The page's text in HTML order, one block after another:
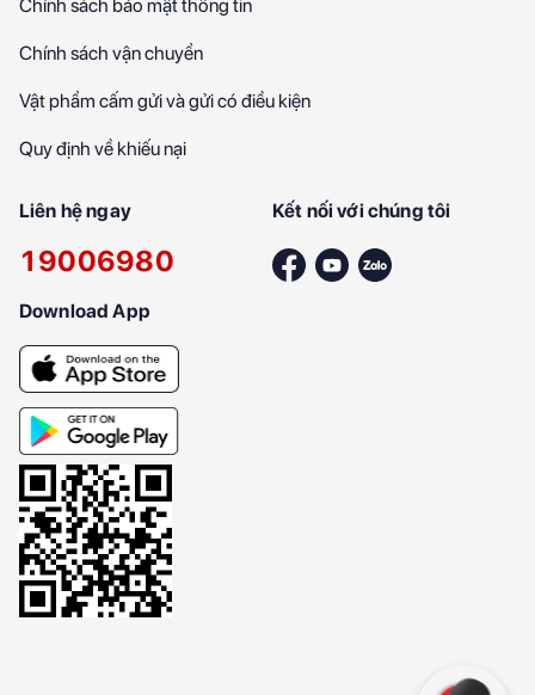
Chính sách bảo mật thông tin
Chính sách vận chuyển
Vật phẩm cấm gửi và gửi có điều kiện
Quy định về khiếu nại
Liên hệ ngay
19006980
Kết nối với chúng tôi
Download App